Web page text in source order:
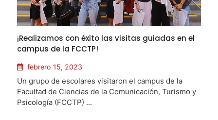
¡Realizamos con éxito las visitas guiadas en el
campus de la FCCTP!
febrero 15, 2023
Un grupo de escolares visitaron el campus de la
Facultad de Ciencias de la Comunicación, Turismo y
Psicología (FCCTP) ...